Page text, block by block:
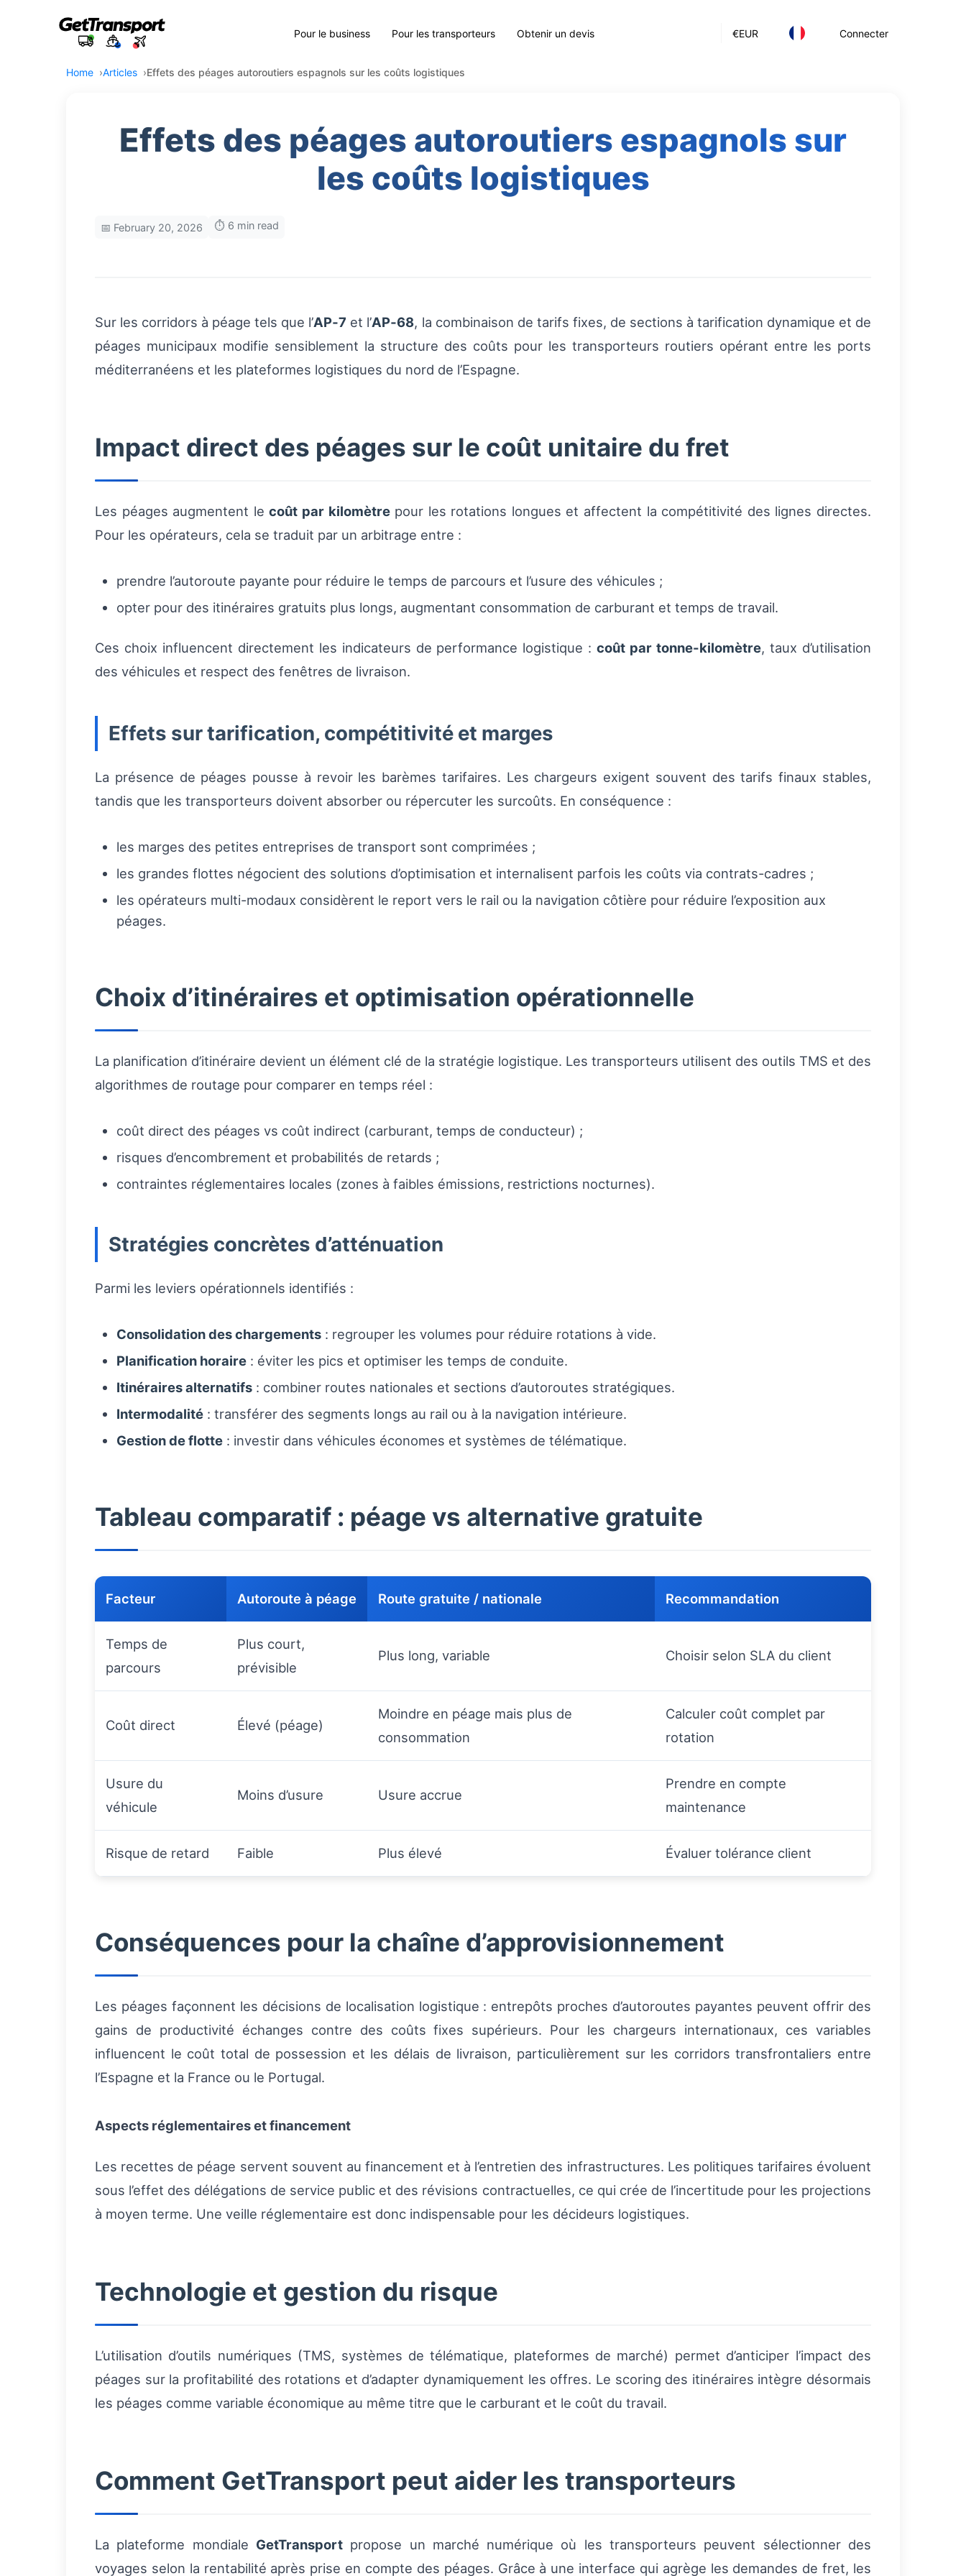
€EUR Connecter
Pour le business Pour les transporteurs Obtenir un devis
Home Articles Effets des péages autoroutiers espagnols sur les coûts logistiques
Effets des péages autoroutiers espagnols sur
les coûts logistiques
📅 February 20, 2026 ⏱️ 6 min read
Sur les corridors à péage tels que l’AP‑7 et l’AP‑68, la combinaison de tarifs fixes, de sections à tarification dynamique et de
péages municipaux modifie sensiblement la structure des coûts pour les transporteurs routiers opérant entre les ports
méditerranéens et les plateformes logistiques du nord de l’Espagne.
Impact direct des péages sur le coût unitaire du fret
Les péages augmentent lecoût par kilomètrepour les rotations longues et affectent la compétitivité des lignes directes.
Pour les opérateurs, cela se traduit par un arbitrage entre :
prendre l’autoroute payante pour réduire le temps de parcours et l’usure des véhicules ;
opter pour des itinéraires gratuits plus longs, augmentant consommation de carburant et temps de travail.
Ces choix influencent directement les indicateurs de performance logistique :coût par tonne-kilomètre, taux d’utilisation
des véhicules et respect des fenêtres de livraison.
Effets sur tarification, compétitivité et marges
La présence de péages pousse à revoir les barèmes tarifaires. Les chargeurs exigent souvent des tarifs finaux stables,
tandis que les transporteurs doivent absorber ou répercuter les surcoûts. En conséquence :
les marges des petites entreprises de transport sont comprimées ;
les grandes flottes négocient des solutions d’optimisation et internalisent parfois les coûts via contrats-cadres ;
les opérateurs multi-modaux considèrent le report vers le rail ou la navigation côtière pour réduire l’exposition aux
péages.
Choix d’itinéraires et optimisation opérationnelle
La planification d’itinéraire devient un élément clé de la stratégie logistique. Les transporteurs utilisent des outils TMS et des
algorithmes de routage pour comparer en temps réel :
coût direct des péages vs coût indirect (carburant, temps de conducteur) ;
risques d’encombrement et probabilités de retards ;
contraintes réglementaires locales (zones à faibles émissions, restrictions nocturnes).
Stratégies concrètes d’atténuation
Parmi les leviers opérationnels identifiés :
Consolidation des chargements : regrouper les volumes pour réduire rotations à vide.
Planification horaire : éviter les pics et optimiser les temps de conduite.
Itinéraires alternatifs : combiner routes nationales et sections d’autoroutes stratégiques.
Intermodalité : transférer des segments longs au rail ou à la navigation intérieure.
Gestion de flotte : investir dans véhicules économes et systèmes de télématique.
Tableau comparatif : péage vs alternative gratuite
Facteur Autoroute à péage Route gratuite / nationale Recommandation
Temps de
parcours
Plus court,
prévisible
Plus long, variable Choisir selon SLA du client
Coût direct Élevé (péage)
Moindre en péage mais plus de
consommation
Calculer coût complet par
rotation
Usure du
véhicule
Moins d’usure Usure accrue
Prendre en compte
maintenance
Risque de retard Faible Plus élevé Évaluer tolérance client
Conséquences pour la chaîne d’approvisionnement
Les péages façonnent les décisions de localisation logistique : entrepôts proches d’autoroutes payantes peuvent offrir des
gains de productivité échanges contre des coûts fixes supérieurs. Pour les chargeurs internationaux, ces variables
influencent le coût total de possession et les délais de livraison, particulièrement sur les corridors transfrontaliers entre
l’Espagne et la France ou le Portugal.
Aspects réglementaires et financement
Les recettes de péage servent souvent au financement et à l’entretien des infrastructures. Les politiques tarifaires évoluent
sous l’effet des délégations de service public et des révisions contractuelles, ce qui crée de l’incertitude pour les projections
à moyen terme. Une veille réglementaire est donc indispensable pour les décideurs logistiques.
Technologie et gestion du risque
L’utilisation d’outils numériques (TMS, systèmes de télématique, plateformes de marché) permet d’anticiper l’impact des
péages sur la profitabilité des rotations et d’adapter dynamiquement les offres. Le scoring des itinéraires intègre désormais
les péages comme variable économique au même titre que le carburant et le coût du travail.
Comment GetTransport peut aider les transporteurs
La plateforme mondiale GetTransportpropose un marché numérique où les transporteurs peuvent sélectionner des
voyages selon la rentabilité après prise en compte des péages. Grâce à une interface qui agrège les demandes de fret, les